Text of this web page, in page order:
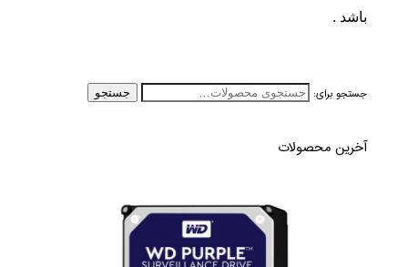
باشد .
جستجو برای: جستجو
آخرین محصولات